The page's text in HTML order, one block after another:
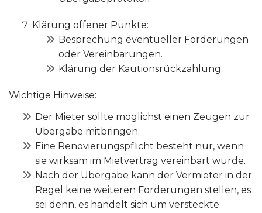
Klärung offener Punkte:
Besprechung eventueller Forderungen
oder Vereinbarungen.
Klärung der Kautionsrückzahlung.
Wichtige Hinweise:
Der Mieter sollte möglichst einen Zeugen zur
Übergabe mitbringen.
Eine Renovierungspflicht besteht nur, wenn
sie wirksam im Mietvertrag vereinbart wurde.
Nach der Übergabe kann der Vermieter in der
Regel keine weiteren Forderungen stellen, es
sei denn, es handelt sich um versteckte